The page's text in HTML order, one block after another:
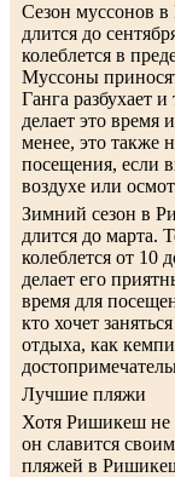
Сезон муссонов
длится до
колеблется в
Муссоны
Ганга разбухает
делает это время
менее, это также
посещения, если
воздухе или
Зимний сезон в
длится до марта.
колеблется от 10
делает его
время для
кто хочет
отдыха, как
Лучшие пляжи
Хотя Ришикеш не
он славится
пляжей в